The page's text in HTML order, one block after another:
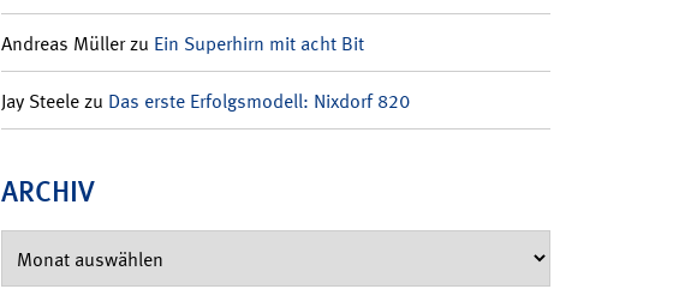
Andreas Müllerzu Ein Superhirn mit acht Bit
Jay Steelezu Das erste Erfolgsmodell: Nixdorf 820
ARCHIV